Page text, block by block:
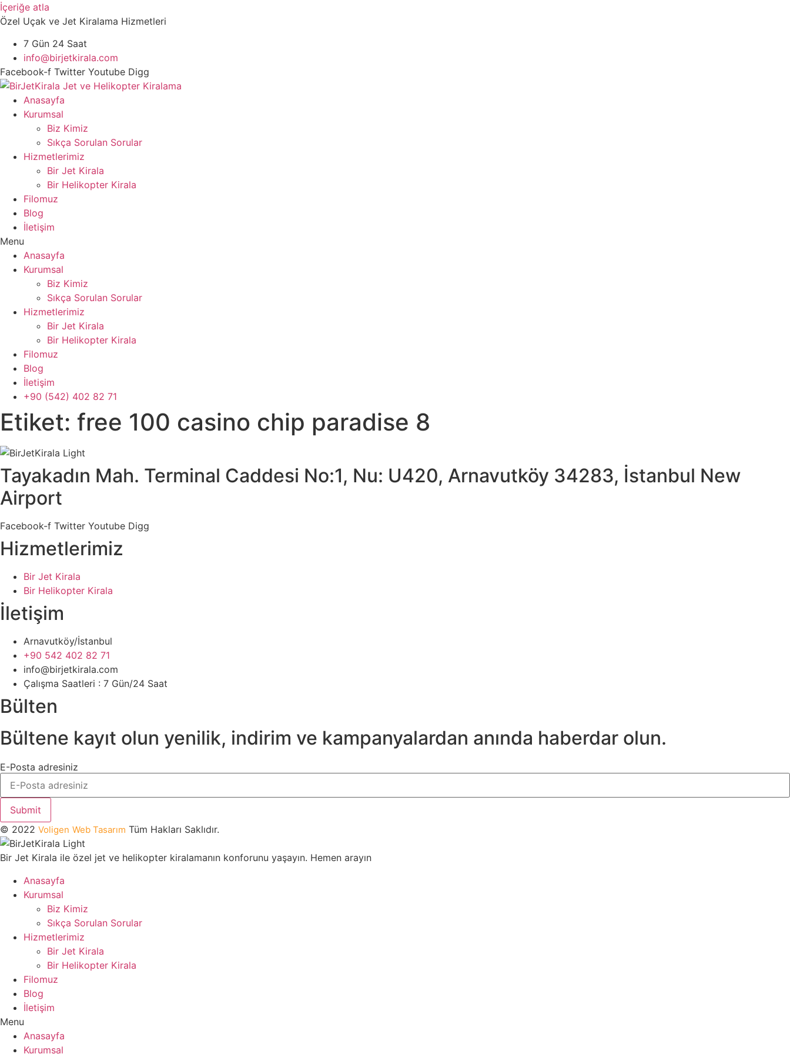
İçeriğe atla
Özel Uçak ve Jet Kiralama Hizmetleri
7 Gün 24 Saat
info@birjetkirala.com
Facebook-f Twitter Youtube Digg
Anasayfa
Kurumsal
Biz Kimiz
Sıkça Sorulan Sorular
Hizmetlerimiz
Bir Jet Kirala
Bir Helikopter Kirala
Filomuz
Blog
İletişim
Menu
Anasayfa
Kurumsal
Biz Kimiz
Sıkça Sorulan Sorular
Hizmetlerimiz
Bir Jet Kirala
Bir Helikopter Kirala
Filomuz
Blog
İletişim
+90 (542) 402 82 71
Etiket: free 100 casino chip paradise 8
Tayakadın Mah. Terminal Caddesi No:1, Nu: U420, Arnavutköy 34283, İstanbul New
Airport
Facebook-f Twitter Youtube Digg
Hizmetlerimiz
Bir Jet Kirala
Bir Helikopter Kirala
İletişim
Arnavutköy/İstanbul
+90 542 402 82 71
info@birjetkirala.com
Çalışma Saatleri : 7 Gün/24 Saat
Bülten
Bültene kayıt olun yenilik, indirim ve kampanyalardan anında haberdar olun.
E-Posta adresiniz
Submit
© 2022 Voligen Web Tasarım Tüm Hakları Saklıdır.
Bir Jet Kirala ile özel jet ve helikopter kiralamanın konforunu yaşayın. Hemen arayın
Anasayfa
Kurumsal
Biz Kimiz
Sıkça Sorulan Sorular
Hizmetlerimiz
Bir Jet Kirala
Bir Helikopter Kirala
Filomuz
Blog
İletişim
Menu
Anasayfa
Kurumsal